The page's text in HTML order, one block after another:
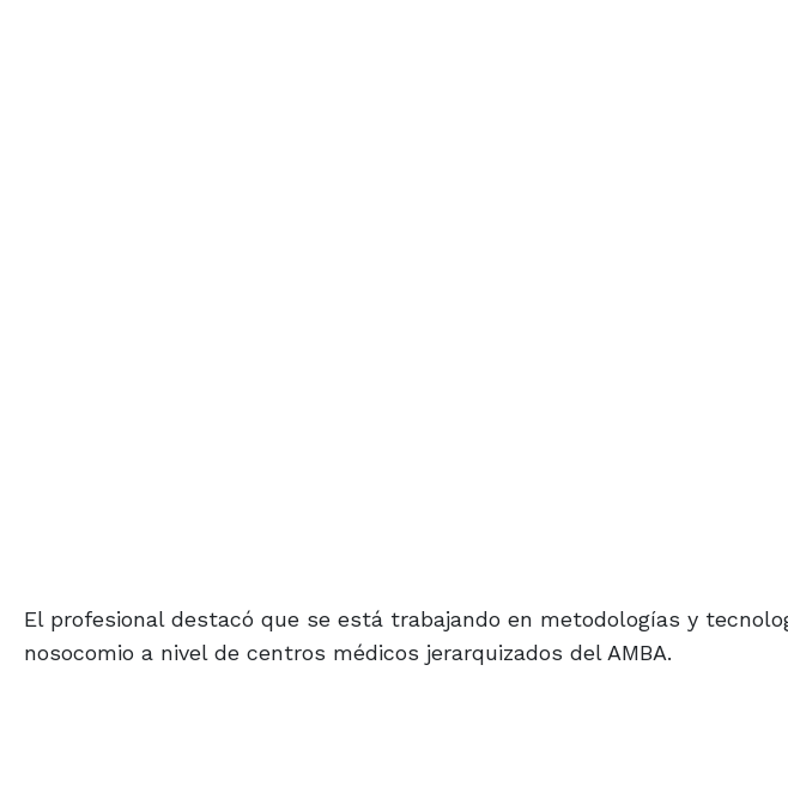
El profesional destacó que se está trabajando en metodologías y
nosocomio a nivel de centros médicos jerarquizados del AMBA.